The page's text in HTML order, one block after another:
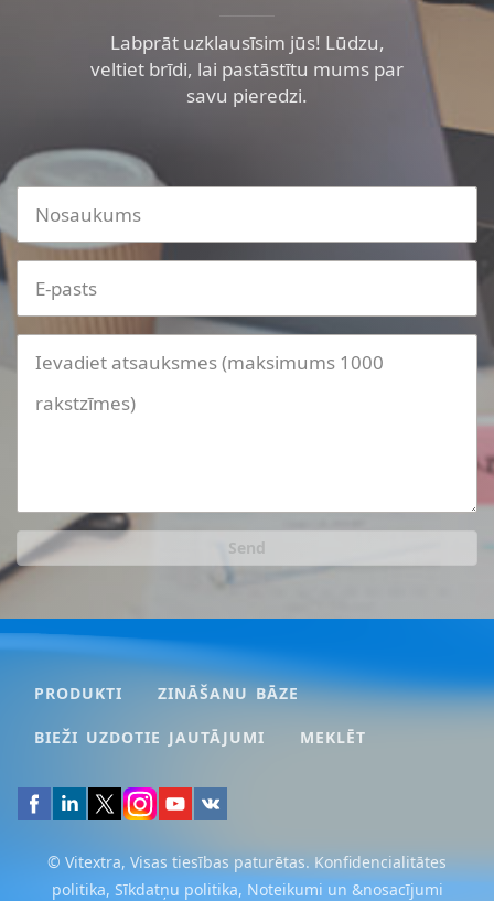
Labprāt uzklausīsim jūs! Lūdzu,
veltiet brīdi, lai pastāstītu mums par
savu pieredzi.
Send
PRODUKTI ZINĀŠANU BĀZE
BIEŽI UZDOTIE JAUTĀJUMI MEKLĒT
© Vitextra, Visas tiesības paturētas. Konfidencialitātes
politika, Sīkdatņu politika, Noteikumi un &nosacījumi